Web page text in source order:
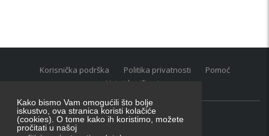
Kako bismo Vam omogućili što bolje
iskustvo, ova stranica koristi kolačiće
(cookies). O tome kako ih koristimo, možete
pročitati u našoj
Korisnička podrška Politika privatnosti
Pomoć
Uvjeti korištenja
Oglasnik grupacija:posao.hr|oglasnik.hr|auti.hr